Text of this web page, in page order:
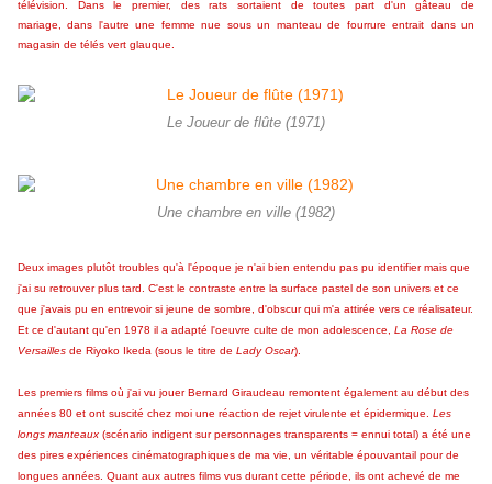
télévision. Dans le premier, des rats sortaient de toutes part d'un gâteau de
mariage,
dans l'autre une femme nue sous un manteau de fourrure entrait dans un
magasin de télés vert glauque.
Le Joueur de flûte (1971)
Une chambre en ville (1982)
Deux images plutôt troubles qu'à l'époque je n'ai bien entendu pas pu identifier mais que
j'ai su retrouver plus tard. C'est le contraste entre la surface pastel de son univers et ce
que j'avais pu en entrevoir si jeune de sombre, d'obscur qui m'a attirée vers ce réalisateur.
Et ce d'autant qu'en 1978 il a adapté l'oeuvre culte de mon adolescence, La Rose de
Versailles de Riyoko Ikeda (sous le titre de Lady Oscar).
Les premiers films où j'ai vu jouer Bernard Giraudeau remontent également au début des
années 80 et ont suscité chez moi une réaction de rejet virulente et épidermique.
Les
longs manteaux (scénario indigent sur personnages transparents = ennui total) a été une
des pires expériences cinématographiques de ma vie, un véritable épouvantail pour de
longues années. Quant aux autres films vus durant cette période, ils ont achevé de me